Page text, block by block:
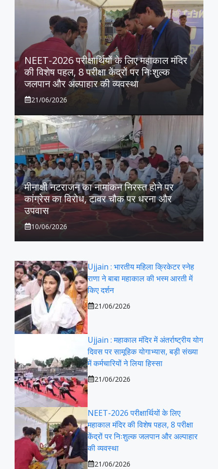
NEET-2026 परीक्षार्थियों के लिए महाकाल मंदिर
की विशेष पहल, 8 परीक्षा केंद्रों पर निःशुल्क
जलपान और अल्पाहार की व्यवस्था
21/06/2026
मीनाक्षी नटराजन का नामांकन निरस्त होने पर
कांग्रेस का विरोध, टावर चौक पर धरना और
उपवास
10/06/2026
Ujjain : भारतीय महिला क्रिकेटर स्नेह
राणा ने बाबा महाकाल की भस्म आरती में
किए दर्शन
21/06/2026
Ujjain : महाकाल मंदिर में अंतर्राष्ट्रीय योग
दिवस पर सामूहिक योगाभ्यास, बड़ी संख्या
में कर्मचारियों ने लिया हिस्सा
21/06/2026
NEET-2026 परीक्षार्थियों के लिए
महाकाल मंदिर की विशेष पहल, 8 परीक्षा
केंद्रों पर निःशुल्क जलपान और अल्पाहार
की व्यवस्था
21/06/2026